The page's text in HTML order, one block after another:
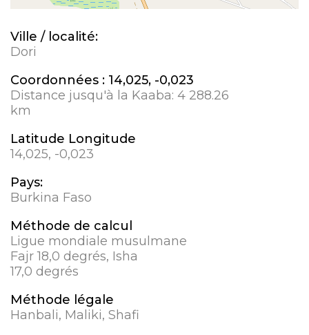
Ville / localité:
Dori
Coordonnées : 14,025, -0,023
Distance jusqu'à la Kaaba: 4 288.26
km
Latitude Longitude
14,025, -0,023
Pays:
Burkina Faso
Méthode de calcul
Ligue mondiale musulmane
Fajr 18,0 degrés, Isha
17,0 degrés
Méthode légale
Hanbali, Maliki, Shafi